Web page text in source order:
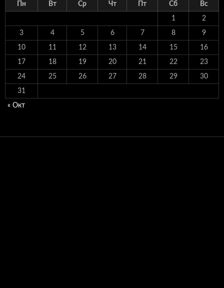
Пн Вт Ср Чт Пт Сб Вс
1 2
3 4 5 6 7 8 9
10 11 12 13 14 15 16
17 18 19 20 21 22 23
24 25 26 27 28 29 30
31
« Окт